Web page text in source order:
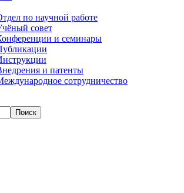
по научной работе
совет
и семинары
и патенты
сотрудничество